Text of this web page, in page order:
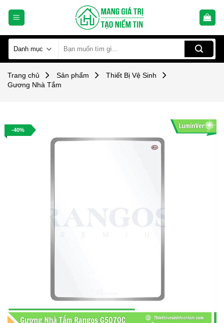
kiếm:
Trang chủ Sản phẩm
Thiết Bị Vệ Sinh
Gương Nhà Tắm
-40%